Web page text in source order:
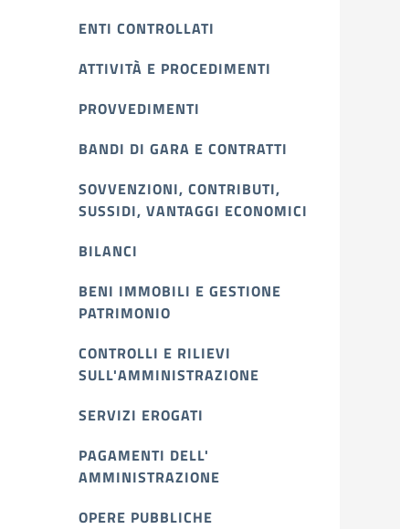
ENTI CONTROLLATI
ATTIVITÀ E PROCEDIMENTI
PROVVEDIMENTI
BANDI DI GARA E CONTRATTI
SOVVENZIONI, CONTRIBUTI,
SUSSIDI, VANTAGGI ECONOMICI
BILANCI
BENI IMMOBILI E GESTIONE
PATRIMONIO
CONTROLLI E RILIEVI
SULL'AMMINISTRAZIONE
SERVIZI EROGATI
PAGAMENTI DELL'
AMMINISTRAZIONE
OPERE PUBBLICHE